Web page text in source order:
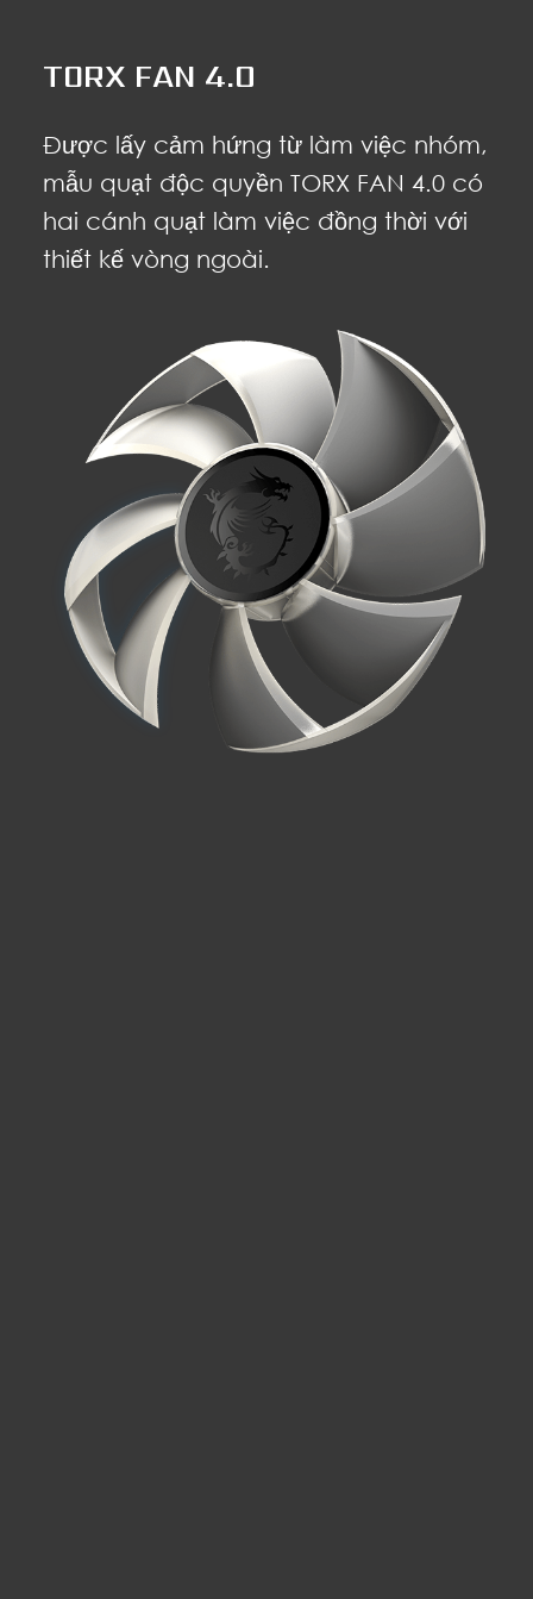
TORX FAN 4.0
Được lấy cảm hứng từ làm việc nhóm,
mẫu quạt độc quyền TORX FAN 4.0 có
hai cánh quạt làm việc đồng thời với
thiết kế vòng ngoài.